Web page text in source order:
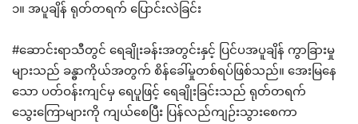
၁။ အပူချိန် ရုတ်တရက် ပြောင်းလဲခြင်း
#ဆောင်းရာသီတွင် ရေချိုးခန်းအတွင်းနှင့် ပြင်ပအပူချိန် ကွာခြားမှု
များသည် ခန္ဓာကိုယ်အတွက် စိန်ခေါ်မှုတစ်ရပ်ဖြစ်သည်။ အေးမြနေ
သော ပတ်ဝန်းကျင်မှ ရေပူဖြင့် ရေချိုးခြင်းသည် ရုတ်တရက်
သွေးကြောများကို ကျယ်စေပြီး ပြန်လည်ကျဉ်းသွားစေကာ